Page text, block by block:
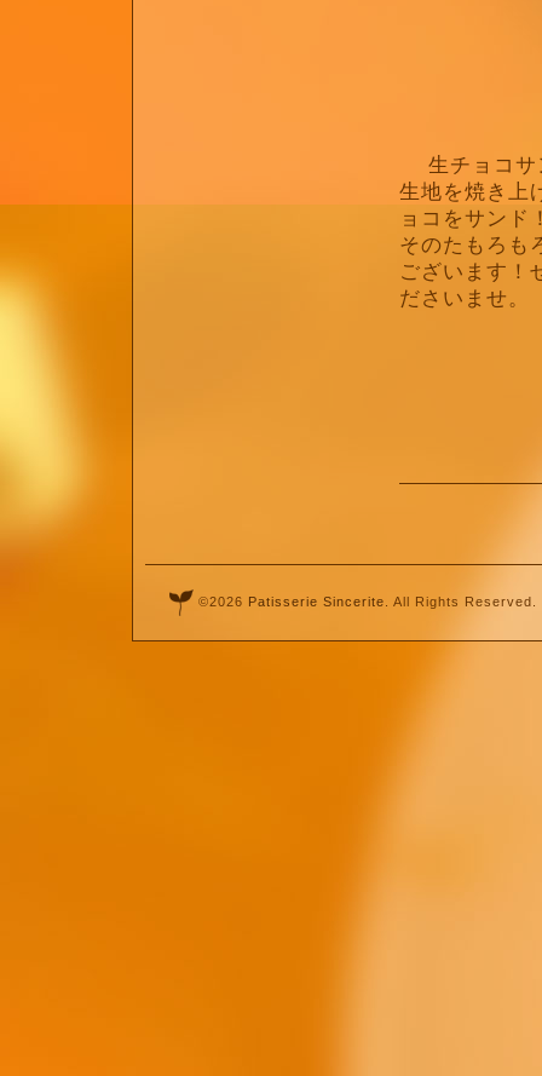
生チョコ
生地を焼き上
ョコをサンド
そのたもろも
ございます！
ださいませ。
©2026 Patisserie Sincerite . All Rights Reserved.